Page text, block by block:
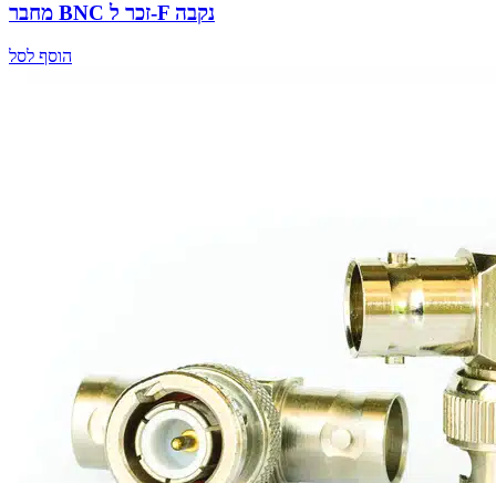
מחבר BNC זכר ל-F נקבה
הוסף לסל